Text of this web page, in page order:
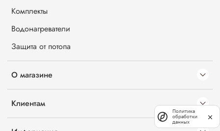
Комплекты
Водонагреватели
Защита от потопа
О магазине
Клиентам
Политика
обработки
данных